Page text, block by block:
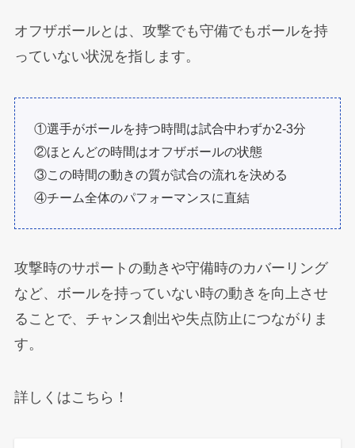
オフザボールとは、攻撃でも守備でもボールを持
っていない状況を指します。
①選手がボールを持つ時間は試合中わずか2-3分
②ほとんどの時間はオフザボールの状態
③この時間の動きの質が試合の流れを決める
④チーム全体のパフォーマンスに直結
攻撃時のサポートの動きや守備時のカバーリング
など、ボールを持っていない時の動きを向上させ
ることで、チャンス創出や失点防止につながりま
す。
詳しくはこちら！